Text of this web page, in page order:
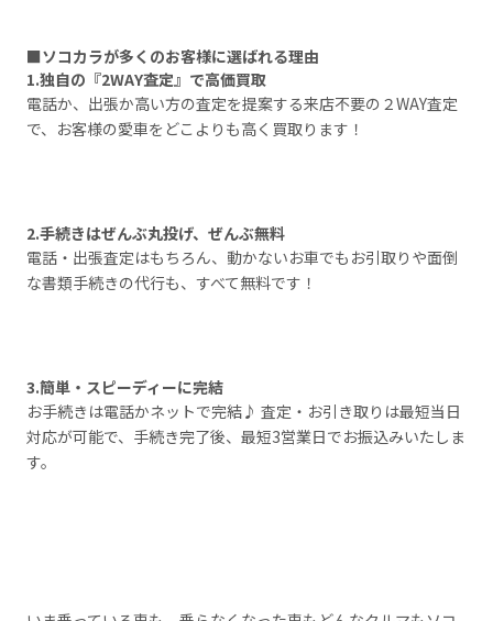
■ソコカラが多くのお客様に選ばれる理由
1.独自の『2WAY査定』で高価買取
電話か、出張か高い方の査定を提案する来店不要の２WAY査定
で、お客様の愛車をどこよりも高く買取ります！
2.手続きはぜんぶ丸投げ、ぜんぶ無料
電話・出張査定はもちろん、動かないお車でもお引取りや面倒
な書類手続きの代行も、すべて無料です！
3.簡単・スピーディーに完結
お手続きは電話かネットで完結♪ 査定・お引き取りは最短当日
対応が可能で、手続き完了後、最短3営業日でお振込みいたしま
す。